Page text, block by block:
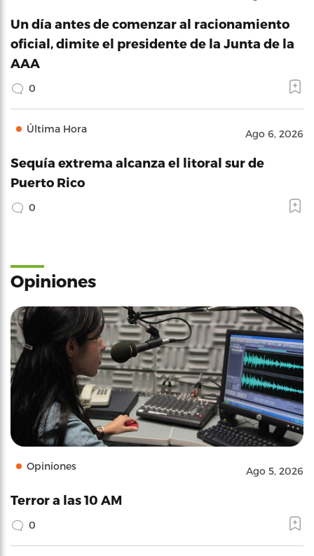
Un día antes de comenzar al racionamiento
oficial, dimite el presidente de la Junta de la
AAA
0
Última Hora Ago 6, 2026
Sequía extrema alcanza el litoral sur de
Puerto Rico
0
Opiniones
Opiniones Ago 5, 2026
Terror a las 10 AM
0